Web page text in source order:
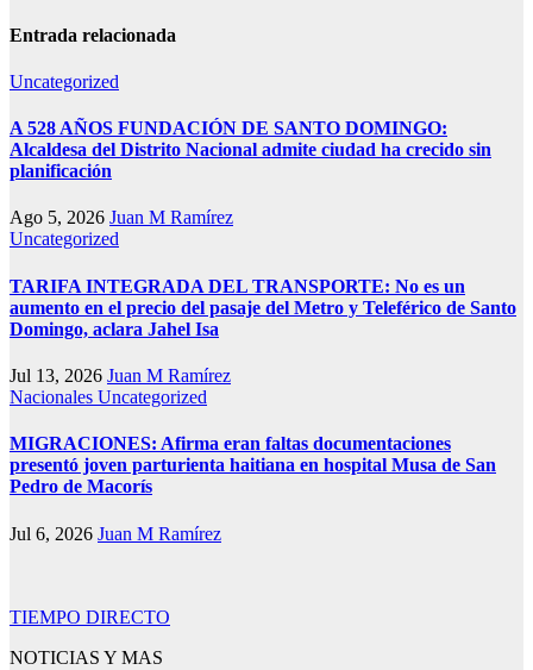
Entrada relacionada
Uncategorized
A 528 AÑOS FUNDACIÓN DE SANTO DOMINGO:
Alcaldesa del Distrito Nacional admite ciudad ha crecido sin
planificación
Ago 5, 2026 Juan M Ramírez
Uncategorized
TARIFA INTEGRADA DEL TRANSPORTE: No es un
aumento en el precio del pasaje del Metro y Teleférico de Santo
Domingo, aclara Jahel Isa
Jul 13, 2026 Juan M Ramírez
Nacionales Uncategorized
MIGRACIONES: Afirma eran faltas documentaciones
presentó joven parturienta haitiana en hospital Musa de San
Pedro de Macorís
Jul 6, 2026 Juan M Ramírez
TIEMPO DIRECTO
NOTICIAS Y MAS